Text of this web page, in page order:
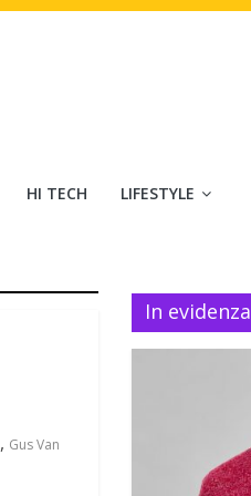
HI TECH LIFESTYLE
, Gus Van
In evidenza